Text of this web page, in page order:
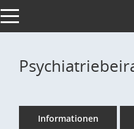
Toggle navigation
Informationen